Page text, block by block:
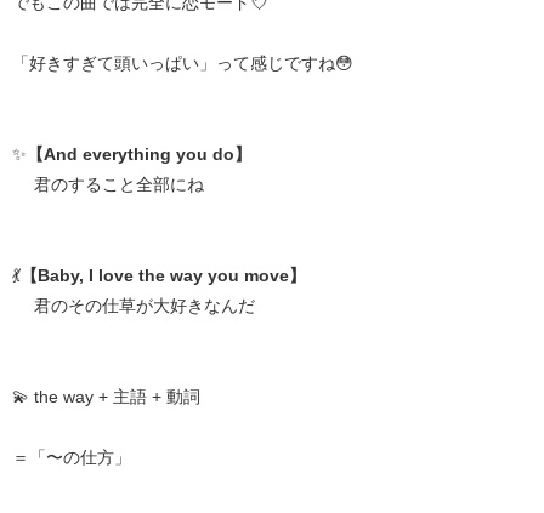
「好きすぎて頭いっぱい」って感じですね😳
✨ 【And everything you do】
君のすること全部にね
💃 【Baby, I love the way you move】
君のその仕草が大好きなんだ
💫 the way + 主語 + 動詞
＝「〜の仕方」